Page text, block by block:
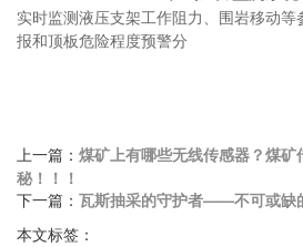
实时监测液压支架工作阻力、围岩移动
报和顶板危险程度预警分
上一篇： 煤矿上有哪些无线传感器？煤
秘！！！
下一篇： 瓦斯抽采的守护者——不可或缺
本文标签：